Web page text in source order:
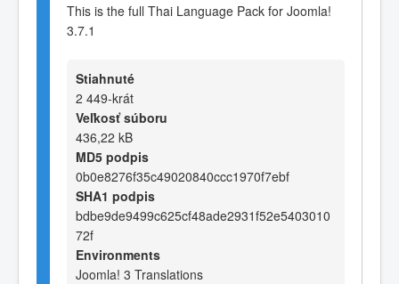
This is the full Thai Language Pack for Joomla!
3.7.1
Stiahnuté
2 449-krát
Veľkosť súboru
436,22 kB
MD5 podpis
0b0e8276f35c49020840ccc1970f7ebf
SHA1 podpis
bdbe9de9499c625cf48ade2931f52e5403010
72f
Environments
Joomla! 3 Translations